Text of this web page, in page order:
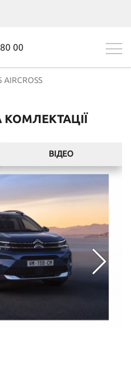
00
AIRCROSS
КОМЛЕКТАЦІЇ
ВІДЕО